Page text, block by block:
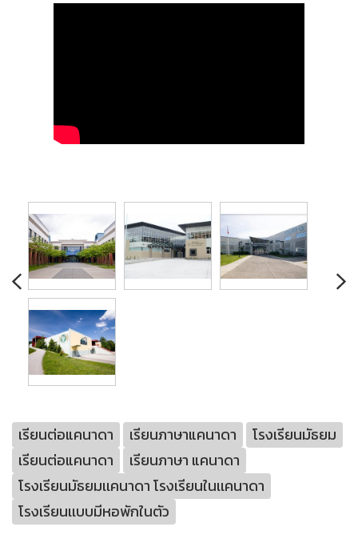
เรียนต่อแคนาดา เรียนภาษาแคนาดา
โรงเรียนมัธยม
เรียนต่อแคนาดา
เรียนภาษา แคนาดา
โรงเรียนมัธยมเเคนาดา โรงเรียนในเเคนาดา
โรงเรียนเเบบมีหอพักในตัว